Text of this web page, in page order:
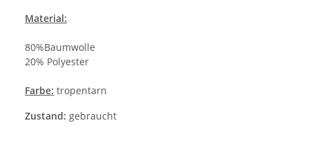
Material:
80%Baumwolle
20% Polyester
Farbe: tropentarn
Zustand: gebraucht